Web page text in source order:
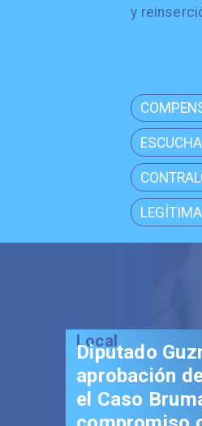
y
Local
Diputado
aprobación
el Caso